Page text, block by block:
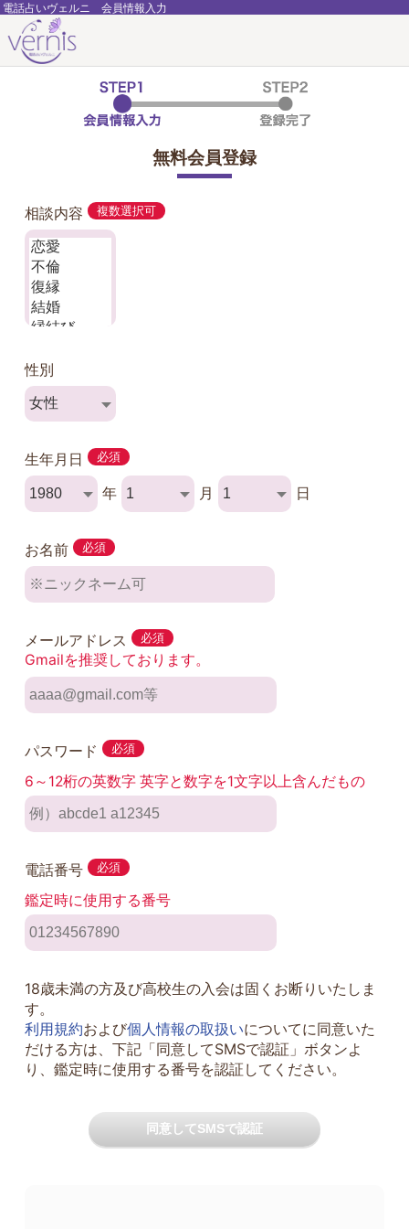
電話占いヴェルニ 会員情報入力
無料会員登録
相談内容 複数選択可
性別
生年月日 必須
年 月 日
お名前 必須
メールアドレス 必須
Gmailを推奨しております。
パスワード 必須
6～12桁の英数字 英字と数字を1文字以上含んだもの
電話番号 必須
鑑定時に使用する番号
18歳未満の方及び高校生の入会は固くお断りいたしま
す。
利用規約および個人情報の取扱いについてに同意いた
だける方は、下記「同意してSMSで認証」ボタンよ
り、鑑定時に使用する番号を認証してください。
同意してSMSで認証